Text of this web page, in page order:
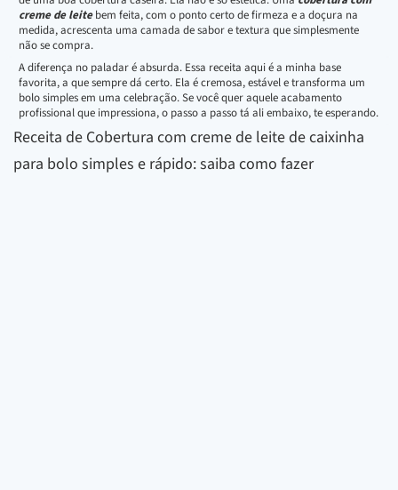
creme de leitebem feita, com o ponto certo de firmeza e a doçura na
medida, acrescenta uma camada de sabor e textura que simplesmente
não se compra.
A diferença no paladar é absurda. Essa receita aqui é a minha base
favorita, a que sempre dá certo. Ela é cremosa, estável e transforma um
bolo simples em uma celebração. Se você quer aquele acabamento
profissional que impressiona, o passo a passo tá ali embaixo, te esperando.
Receita de Cobertura com creme de leite de caixinha
para bolo simples e rápido: saiba como fazer